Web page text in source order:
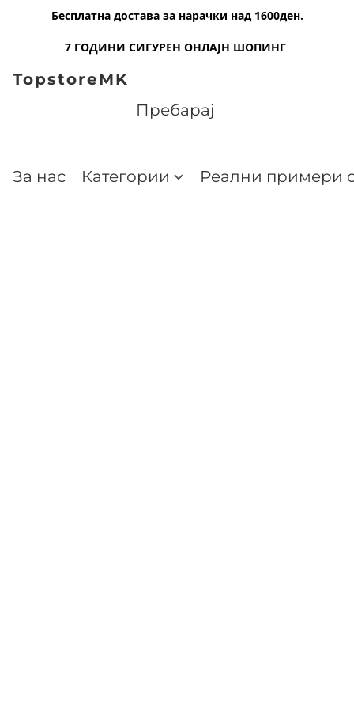
Бесплатна достава за нарачки над 1600ден.
7 ГОДИНИ СИГУРЕН ОНЛАЈН ШОПИНГ
TopstoreMK
За нас Категории Реални примери